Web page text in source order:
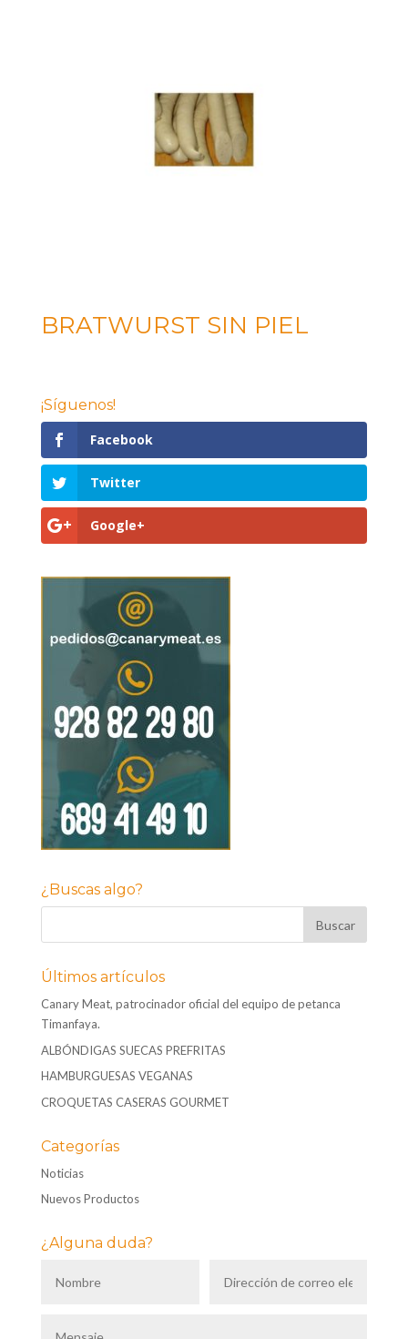
BRATWURST SIN PIEL
¡Síguenos!
Facebook
Twitter
Google+
¿Buscas algo?
Últimos artículos
Canary Meat, patrocinador oficial del equipo de petanca
Timanfaya.
ALBÓNDIGAS SUECAS PREFRITAS
HAMBURGUESAS VEGANAS
CROQUETAS CASERAS GOURMET
Categorías
Noticias
Nuevos Productos
¿Alguna duda?